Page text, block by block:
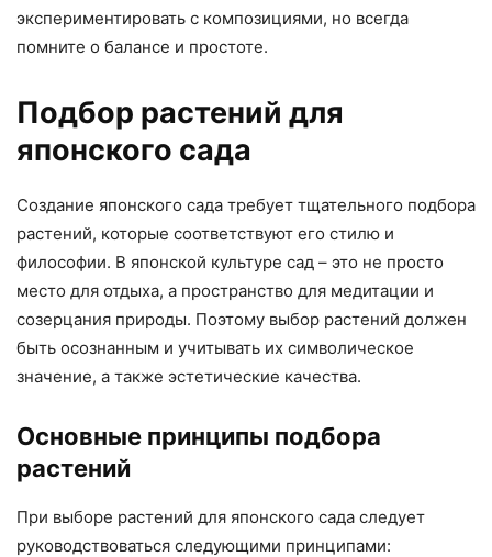
экспериментировать с композициями, но всегда
помните о балансе и простоте.
Подбор растений для
японского сада
Создание японского сада требует тщательного подбора
растений, которые соответствуют его стилю и
философии. В японской культуре сад – это не просто
место для отдыха, а пространство для медитации и
созерцания природы. Поэтому выбор растений должен
быть осознанным и учитывать их символическое
значение, а также эстетические качества.
Основные принципы подбора
растений
При выборе растений для японского сада следует
руководствоваться следующими принципами: